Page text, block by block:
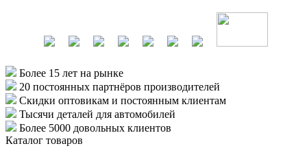
Более 15 лет на рынке
20 постоянных партнёров производителей
Скидки оптовикам и постоянным клиентам
Тысячи деталей для автомобилей
Более 5000 довольных клиентов
Каталог товаров